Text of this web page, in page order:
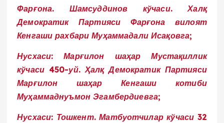
Фарғона. Шамсуддинов кўчаси. Халқ
Демократик Партияси Фарғона вилоят
Кенгаши рахбари Муҳаммадали Исақовга;
Нусхаси: Марғилон шаҳар Мустақиллик
кўчаси 450-уй. Ҳалқ Демократик Партияси
Марғилон шаҳар Кенгаши котиби
Муҳаммаднуъмон Эгамбердиевга;
Нусхаси: Тошкент. Матбуотчилар кўчаси 32